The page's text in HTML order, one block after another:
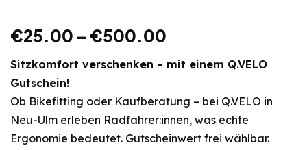
€25.00 – €500.00
Sitzkomfort verschenken – mit einem Q.VELO
Gutschein!
Ob Bikefitting oder Kaufberatung – bei Q.VELO in
Neu-Ulm erleben Radfahrer:innen, was echte
Ergonomie bedeutet. Gutscheinwert frei wählbar.